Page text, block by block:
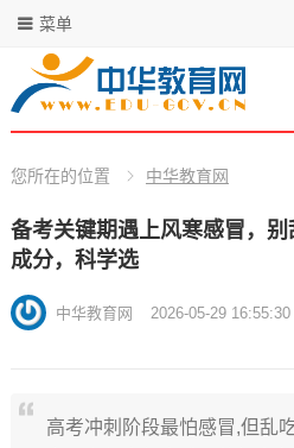
菜单
您所在的位置 中华教育网
备考关键期遇上风寒感冒，
成分，科学选
中华教育网 2026-05-29 16:55:30
高考冲刺阶段最怕感冒,但乱